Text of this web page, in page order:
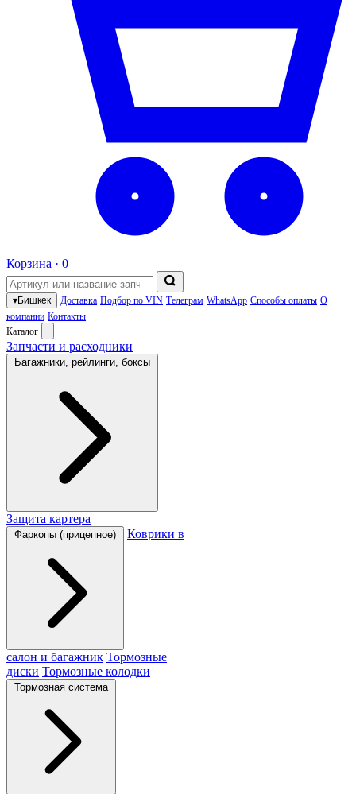
Корзина · 0
▾Бишкек Доставка Подбор по VIN Телеграм WhatsApp Способы оплаты О
компании Контакты
Каталог
Запчасти и расходники
Багажники, рейлинги, боксы
Защита картера
Фаркопы (прицепное) Коврики в
салон и багажник Тормозные
диски Тормозные колодки
Тормозная система